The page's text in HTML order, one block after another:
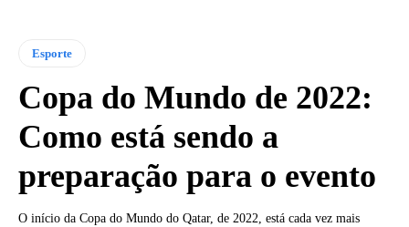
Esporte
Copa do Mundo de 2022:
Como está sendo a
preparação para o evento
O início da Copa do Mundo do Qatar, de 2022, está cada vez mais